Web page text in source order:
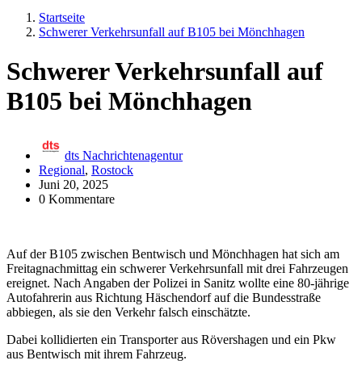
Startseite
Schwerer Verkehrsunfall auf B105 bei Mönchhagen
Schwerer Verkehrsunfall auf
B105 bei Mönchhagen
dts Nachrichtenagentur
Regional, Rostock
Juni 20, 2025
0 Kommentare
Auf der B105 zwischen Bentwisch und Mönchhagen hat sich am
Freitagnachmittag ein schwerer Verkehrsunfall mit drei Fahrzeugen
ereignet. Nach Angaben der Polizei in Sanitz wollte eine 80-jährige
Autofahrerin aus Richtung Häschendorf auf die Bundesstraße
abbiegen, als sie den Verkehr falsch einschätzte.
Dabei kollidierten ein Transporter aus Rövershagen und ein Pkw
aus Bentwisch mit ihrem Fahrzeug.